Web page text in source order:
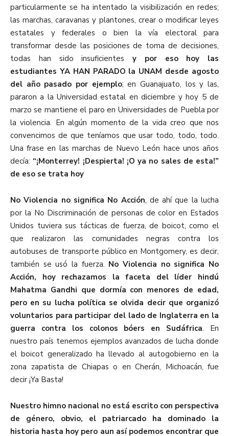
particularmente se ha intentado la visibilización en redes;
las marchas, caravanas y plantones, crear o modificar leyes
estatales y federales o bien la vía electoral para
transformar desde las posiciones de toma de decisiones,
todas han sido insuficientes y por eso hoy las
estudiantes YA HAN PARADO la UNAM desde agosto
del año pasado por ejemplo; en Guanajuato, los y las,
pararon a la Universidad estatal en diciembre y hoy 5 de
marzo se mantiene el paro en Universidades de Puebla por
la violencia. En algún momento de la vida creo que nos
convencimos de que teníamos que usar todo, todo, todo.
Una frase en las marchas de Nuevo León hace unos años
decía: “¡Monterrey! ¡Despierta! ¡O ya no sales de esta!”
de eso se trata hoy
No Violencia no significa No Acción, de ahí que la lucha
por la No Discriminación de personas de color en Estados
Unidos tuviera sus tácticas de fuerza, de boicot, como el
que realizaron las comunidades negras contra los
autobuses de transporte público en Montgomery, es decir,
también se usó la fuerza. No Violencia no significa No
Acción, hoy rechazamos la faceta del líder hindú
Mahatma Gandhi que dormía con menores de edad,
pero en su lucha política se olvida decir que organizó
voluntarios para participar del lado de Inglaterra en la
guerra contra los colonos bóers en Sudáfrica. En
nuestro país tenemos ejemplos avanzados de lucha donde
el boicot generalizado ha llevado al autogobierno en la
zona zapatista de Chiapas o en Cherán, Michoacán, fue
decir ¡Ya Basta!
Nuestro himno nacional no está escrito con perspectiva
de género, obvio, el patriarcado ha dominado la
historia hasta hoy pero aun así podemos encontrar que